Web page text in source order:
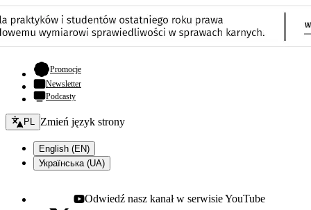
Promocje- otwiera się w nowej karcie
Newsletter
Podcasty
Zmień język - bieżący:
PL Zmień język strony
English (EN)
Українська (UA)
Youtube - otwiera się w nowej karcie
Odwiedź nasz kanał w serwisie YouTube